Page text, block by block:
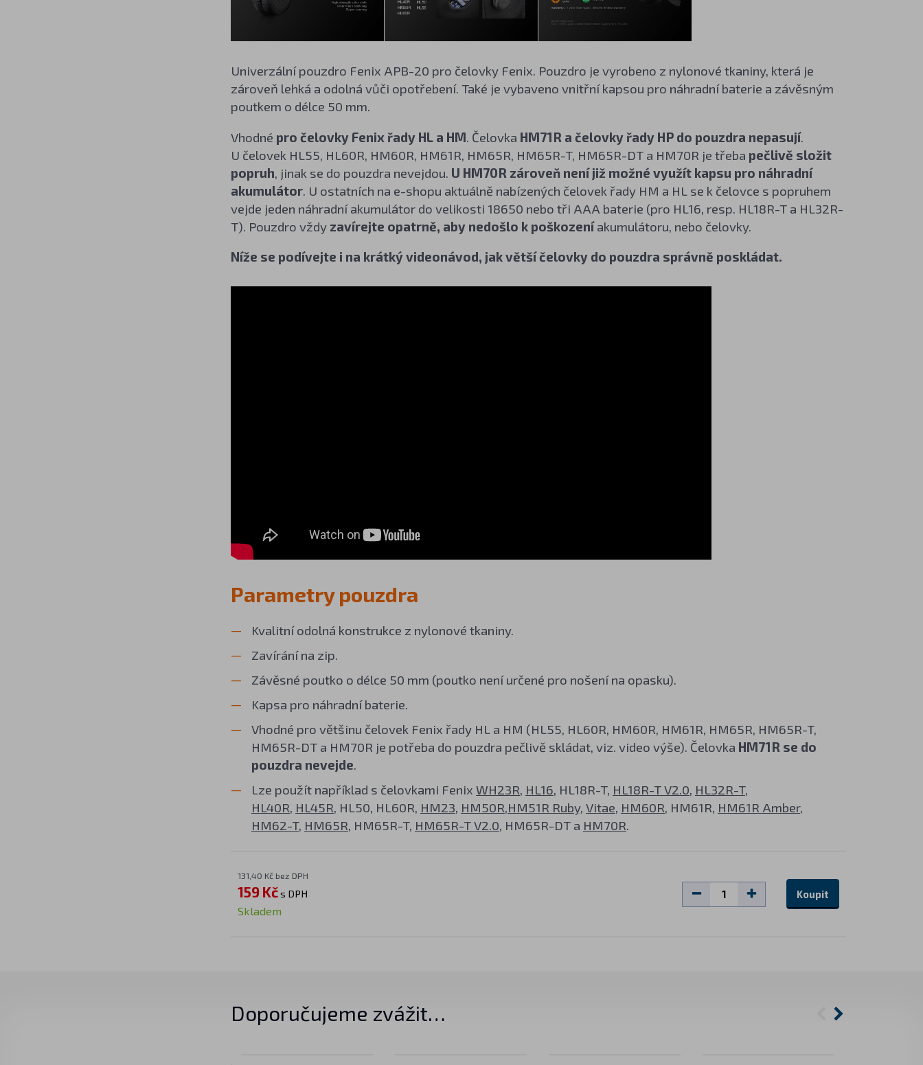
Univerzální pouzdro Fenix APB-20 pro čelovky Fenix. Pouzdro je vyrobeno z nylonové tkaniny, která je
zároveň lehká a odolná vůči opotřebení. Také je vybaveno vnitřní kapsou pro náhradní baterie a závěsným
poutkem o délce 50 mm.
Vhodné pro čelovky Fenix řady HL a HM. Čelovka HM71R a čelovky řady HP do pouzdra nepasují.
U čelovek HL55, HL60R, HM60R, HM61R, HM65R, HM65R-T, HM65R-DT a HM70R je třeba pečlivě složit
popruh, jinak se do pouzdra nevejdou. U HM70R zároveň není již možné využít kapsu pro náhradní
akumulátor. U ostatních na e-shopu aktuálně nabízených čelovek řady HM a HL se k čelovce s popruhem
vejde jeden náhradní akumulátor do velikosti 18650 nebo tři AAA baterie (pro HL16, resp. HL18R-T a HL32R-
T). Pouzdro vždy zavírejte opatrně, aby nedošlo k poškozeníakumulátoru, nebo čelovky.
Níže se podívejte i na krátký videonávod, jak větší čelovky do pouzdra správně poskládat.
Parametry pouzdra
Kvalitní odolná konstrukce z nylonové tkaniny.
Zavírání na zip.
Závěsné poutko o délce 50 mm (poutko není určené pro nošení na opasku).
Kapsa pro náhradní baterie.
Vhodné pro většinu čelovek Fenix řady HL a HM (HL55, HL60R, HM60R, HM61R, HM65R, HM65R-T,
HM65R-DT a HM70R je potřeba do pouzdra pečlivě skládat, viz. video výše). Čelovka HM71R se do
pouzdra nevejde.
Lze použít například s čelovkami Fenix WH23R, HL16, HL18R-T, HL18R-T V2.0, HL32R-T,
HL40R, HL45R, HL50, HL60R, HM23, HM50R,HM51R Ruby, Vitae, HM60R, HM61R, HM61R Amber,
HM62-T, HM65R, HM65R-T, HM65R-T V2.0, HM65R-DT a HM70R.
131,40 Kč bez DPH
159 Kčs DPH
Skladem
Koupit
Doporučujeme zvážit…